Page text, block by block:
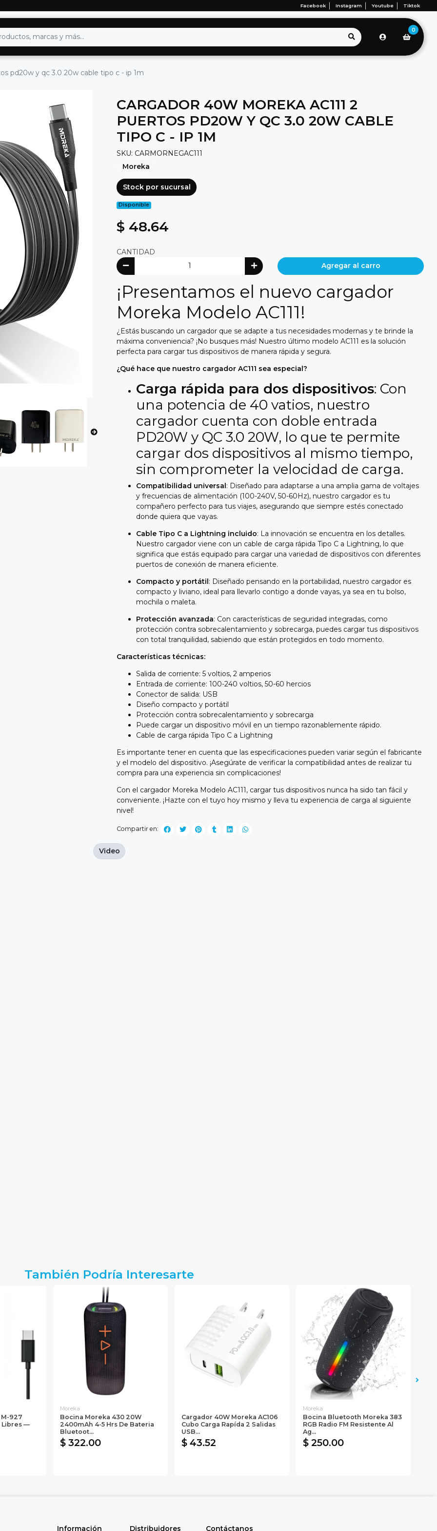
Facebook Instagram Youtube Tiktok
0
pd20w y qc 3.0 20w cable tipo c - ip 1m
CARGADOR 40W MOREKA AC111 2
PUERTOS PD20W Y QC 3.0 20W CABLE
TIPO C - IP 1M
SKU: CARMORNEGAC111
Moreka
Stock por sucursal
Disponible
$ 48.64
CANTIDAD
Agregar al carro
¡Presentamos el nuevo cargador
Moreka Modelo AC111!
¿Estás buscando un cargador que se adapte a tus necesidades modernas y te brinde la
máxima conveniencia? ¡No busques más! Nuestro último modelo AC111 es la solución
perfecta para cargar tus dispositivos de manera rápida y segura.
¿Qué hace que nuestro cargador AC111 sea especial?
Carga rápida para dos dispositivos: Con
una potencia de 40 vatios, nuestro
cargador cuenta con doble entrada
PD20W y QC 3.0 20W, lo que te permite
cargar dos dispositivos al mismo tiempo,
sin comprometer la velocidad de carga.
Compatibilidad universal: Diseñado para adaptarse a una amplia gama de voltajes
y frecuencias de alimentación (100-240V, 50-60Hz), nuestro cargador es tu
compañero perfecto para tus viajes, asegurando que siempre estés conectado
donde quiera que vayas.
Cable Tipo C a Lightning incluido: La innovación se encuentra en los detalles.
Nuestro cargador viene con un cable de carga rápida Tipo C a Lightning, lo que
significa que estás equipado para cargar una variedad de dispositivos con diferentes
puertos de conexión de manera eficiente.
Compacto y portátil: Diseñado pensando en la portabilidad, nuestro cargador es
compacto y liviano, ideal para llevarlo contigo a donde vayas, ya sea en tu bolso,
mochila o maleta.
Protección avanzada: Con características de seguridad integradas, como
protección contra sobrecalentamiento y sobrecarga, puedes cargar tus dispositivos
con total tranquilidad, sabiendo que están protegidos en todo momento.
Características técnicas:
Salida de corriente: 5 voltios, 2 amperios
Entrada de corriente: 100-240 voltios, 50-60 hercios
Conector de salida: USB
Diseño compacto y portátil
Protección contra sobrecalentamiento y sobrecarga
Puede cargar un dispositivo móvil en un tiempo razonablemente rápido.
Cable de carga rápida Tipo C a Lightning
Es importante tener en cuenta que las especificaciones pueden variar según el fabricante
y el modelo del dispositivo. ¡Asegúrate de verificar la compatibilidad antes de realizar tu
compra para una experiencia sin complicaciones!
Con el cargador Moreka Modelo AC111, cargar tus dispositivos nunca ha sido tan fácil y
conveniente. ¡Hazte con el tuyo hoy mismo y lleva tu experiencia de carga al siguiente
nivel!
Compartir en:
Video
También Podría Interesarte
927
Libres —
Moreka
Bocina Moreka 430 20W
2400mAh 4-5 Hrs De Bateria
Bluetoot...
$ 322.00
Cargador 40W Moreka AC106
Cubo Carga Rapída 2 Salidas
USB...
$ 43.52
Moreka
Bocina Bluetooth Moreka 383
RGB Radio FM Resistente Al
Ag...
$ 250.00
Información Distribuidores Contáctanos